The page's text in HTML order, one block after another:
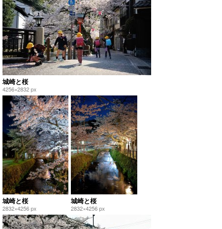
城崎と桜
4256×2832 px
城崎と桜
2832×4256 px
城崎と桜
2832×4256 px